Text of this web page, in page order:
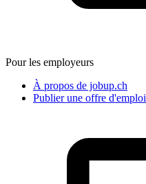
Pour les employeurs
À propos de jobup.ch
Publier une offre d'emploi